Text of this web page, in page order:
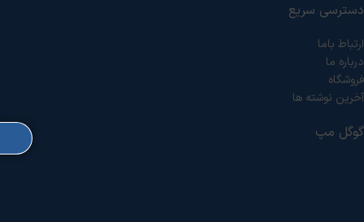
دسترسی سریع
ارتباط باما
درباره ما
فروشگاه
آخرین نوشته ها
گوگل مپ